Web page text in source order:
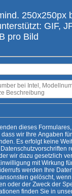
250x250px
GIF,
pro Bild
Dritte, es sei
rechtfertigen eine
dazu gesetzlich
mit Wirkung
werden Ihre Daten
gelöscht,
ist.
Weitere Informationen finden Sie